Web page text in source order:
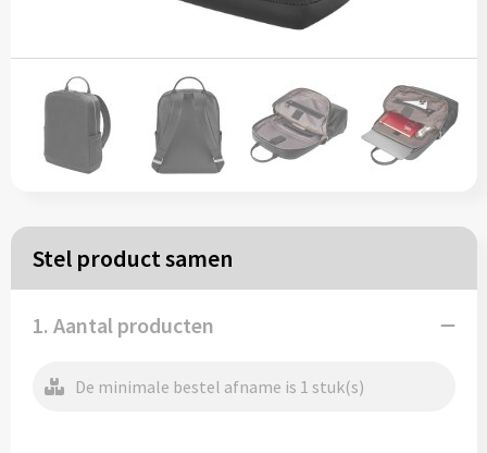
Reistassen
Zakelijk
Schoudertassen
Schrijf & papierwaren
Stel product samen
1. Aantal producten
De minimale bestel afname is 1 stuk(s)